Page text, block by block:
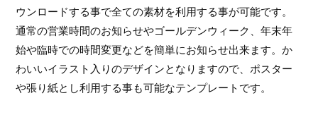
ウンロードする事で全ての素材を利用する事が可能です。
通常の営業時間のお知らせやゴールデンウィーク、年末年
始や臨時での時間変更などを簡単にお知らせ出来ます。か
わいいイラスト入りのデザインとなりますので、ポスター
や張り紙とし利用する事も可能なテンプレートです。